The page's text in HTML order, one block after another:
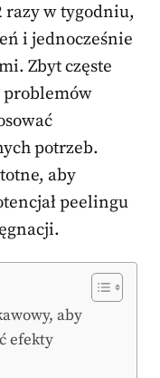
razy w tygodniu,
i jednocześnie
Zbyt częste
problemów
potrzeb.
aby
peelingu
aby
efekty